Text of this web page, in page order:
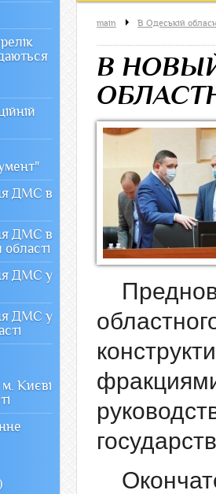
main В Одеській
В
ДМС в
ДМС в
ДМС у
ДМС у
Києві